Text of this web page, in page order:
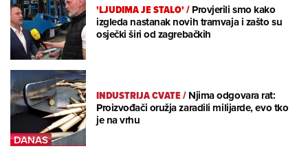
'LJUDIMA JE STALO'/Provjerili smo kako
izgleda nastanak novih tramvaja i zašto su
osječki širi od zagrebačkih
INDUSTRIJA CVATE/Njima odgovara rat:
Proizvođači oružja zaradili milijarde, evo tko
je na vrhu